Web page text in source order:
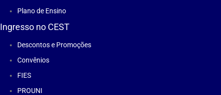
Plano de Ensino
Ingresso no CEST
Descontos e Promoções
Convênios
FIES
PROUNI